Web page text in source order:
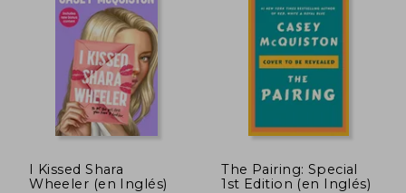
10%
dcto. $ 85.498 dcto.
I Kissed Shara
Wheeler (en Inglés)
The Pairing: Special
1st Edition (en Inglés)